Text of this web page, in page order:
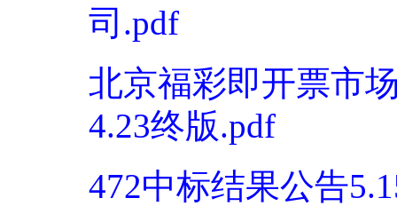
司.pdf
北京福彩即开票市
4.23终版.pdf
472中标结果公告